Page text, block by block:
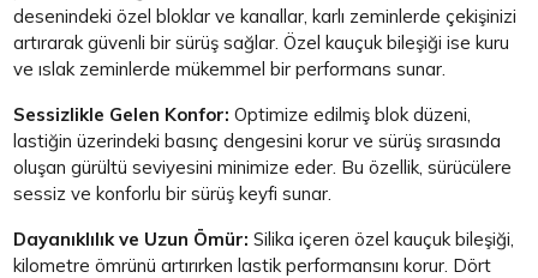
desenindeki özel bloklar ve kanallar, karlı zeminlerde çekişinizi
artırarak güvenli bir sürüş sağlar. Özel kauçuk bileşiği ise kuru
ve ıslak zeminlerde mükemmel bir performans sunar.
Sessizlikle Gelen Konfor:Optimize edilmiş blok düzeni,
lastiğin üzerindeki basınç dengesini korur ve sürüş sırasında
oluşan gürültü seviyesini minimize eder. Bu özellik, sürücülere
sessiz ve konforlu bir sürüş keyfi sunar.
Dayanıklılık ve Uzun Ömür: Silika içeren özel kauçuk bileşiği,
kilometre ömrünü artırırken lastik performansını korur. Dört